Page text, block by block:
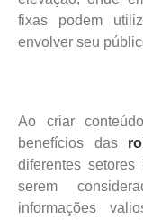
fixas podem
envolver seu
Ao criar
benefícios das
diferentes
serem
informações